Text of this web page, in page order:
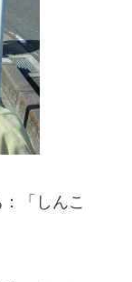
「しんこ